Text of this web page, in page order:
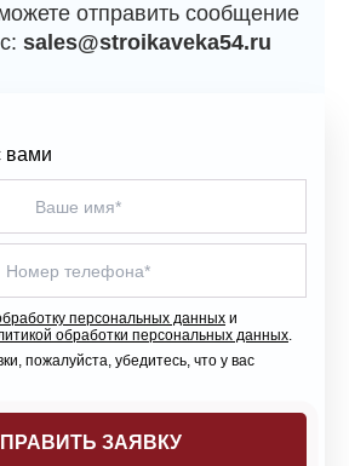
отправить сообщение
sales@stroikaveka54.ru
вами
персональных данныхи
обработки персональных данных.
пожалуйста, убедитесь, что у вас